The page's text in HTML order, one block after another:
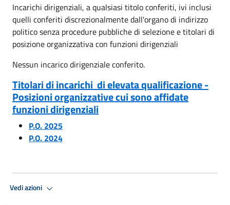
Incarichi dirigenziali, a qualsiasi titolo conferiti, ivi inclusi
quelli conferiti discrezionalmente dall'organo di indirizzo
politico senza procedure pubbliche di selezione e titolari di
posizione organizzativa con funzioni dirigenziali
Nessun incarico dirigenziale conferito.
Titolari di incarichi di elevata qualificazione -
Posizioni organizzative cui sono affidate
funzioni dirigenziali
P.O. 2025
P.O. 2024
Vedi azioni